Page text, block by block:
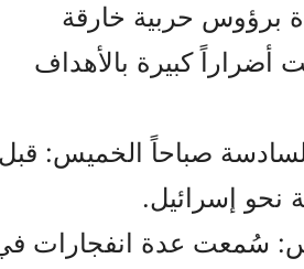
برؤوس حربية خارقة
أضراراً كبيرة بالأهداف
صباحاً الخميس: قبل
نحو إسرائيل.
سُمعت عدة انفجارات